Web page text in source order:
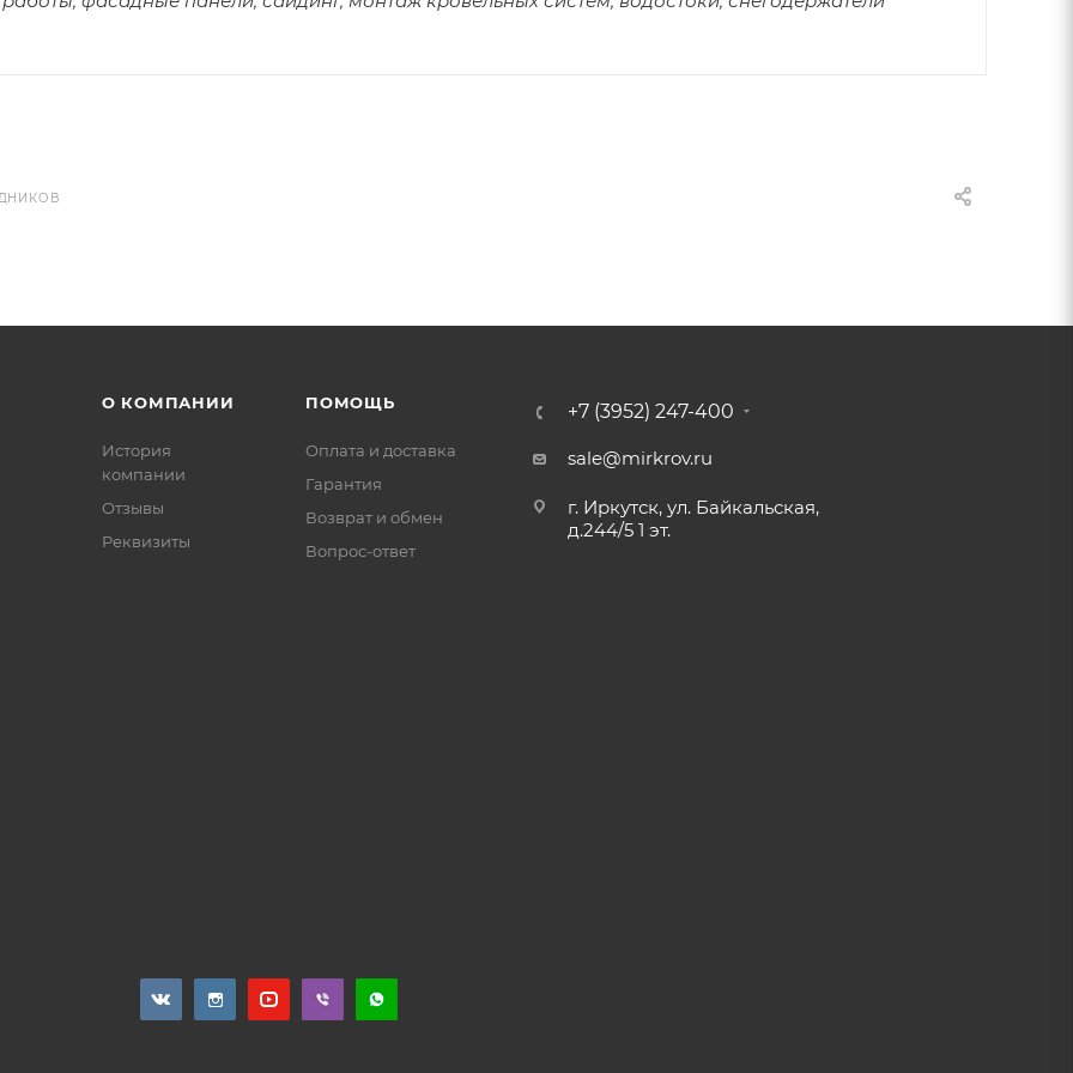
О КОМПАНИИ
История
компании
Отзывы
Реквизиты
ПОМОЩЬ
Оплата и доставка
Гарантия
Возврат и обмен
Вопрос-ответ
+7 (3952) 247-400
sale@mirkrov.ru
г. Иркутск, ул. Байкальская,
д.244/5 1 эт.